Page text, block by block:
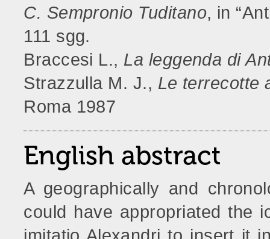
C. Sempronio Tuditano, in
111 sgg.
Braccesi L., La leggenda di
Strazzulla M. J., Le terrecotte
Roma 1987
English abstract
A geographically and
could have appropriated the